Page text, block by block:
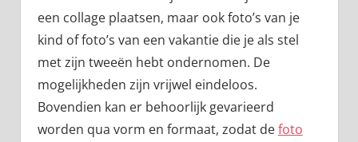
een collage plaatsen, maar ook foto’s van je
kind of foto’s van een vakantie die je als stel
met zijn tweeën hebt ondernomen. De
mogelijkheden zijn vrijwel eindeloos.
Bovendien kan er behoorlijk gevarieerd
worden qua vorm en formaat, zodat defoto